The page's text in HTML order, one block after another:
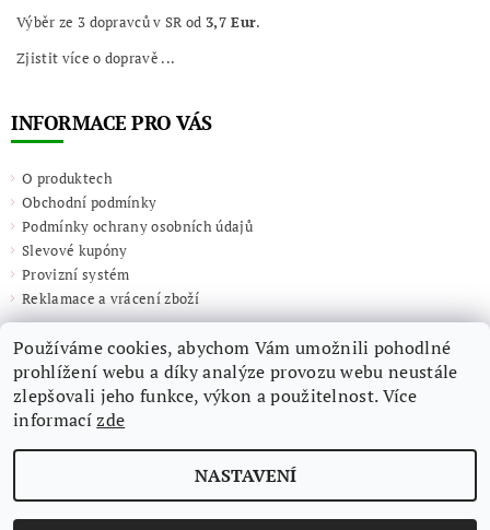
Výběr ze 3 dopravců v SR od 3,7 Eur.
Zjistit více o dopravě ...
INFORMACE PRO VÁS
O produktech
Obchodní podmínky
Podmínky ochrany osobních údajů
Slevové kupóny
Provizní systém
Reklamace a vrácení zboží
Používáme cookies, abychom Vám umožnili pohodlné
prohlížení webu a díky analýze provozu webu neustále
zlepšovali jeho funkce, výkon a použitelnost. Více
informacízde
NASTAVENÍ